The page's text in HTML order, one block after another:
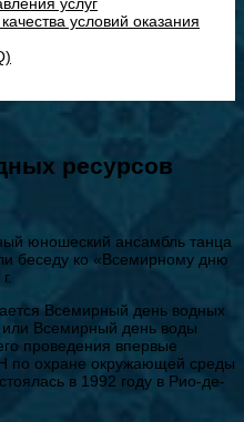
условий оказания
ресурсов
юношеский ансамбль танца
беседу ко «Всемирному дню
Всемирный день водных
или Всемирный день воды
проведения впервые
по охране окружающей среды
в 1992 году в Рио-де-